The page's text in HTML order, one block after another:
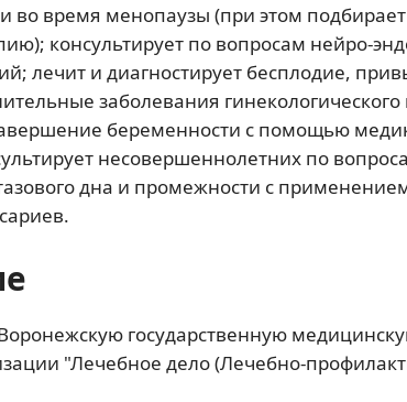
во время менопаузы (при этом
консультирует по вопросам нейро-
лечит и диагностирует бесплодие,
заболевания
беременности с помощью
несовершеннолетних по
дна и промежности с
государственную
"Лечебное дело (Лечебно-